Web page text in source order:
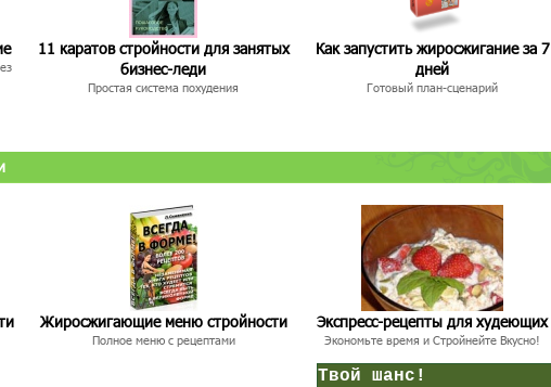
11 каратов стройности для занятых
бизнес-леди
Простая система похудения
Как запустить жиросжигание за 7
дней
Готовый план-сценарий
Жиросжигающие меню стройности
Полное меню с рецептами
Экспресс-рецепты для худеющих
Экономьте время и Стройнейте Вкусно!